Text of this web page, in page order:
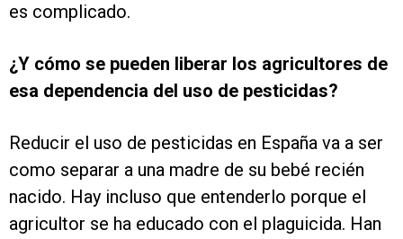
es complicado.
¿Y cómo se pueden liberar los agricultores de
esa dependencia del uso de pesticidas?
Reducir el uso de pesticidas en España va a ser
como separar a una madre de su bebé recién
nacido. Hay incluso que entenderlo porque el
agricultor se ha educado con el plaguicida. Han